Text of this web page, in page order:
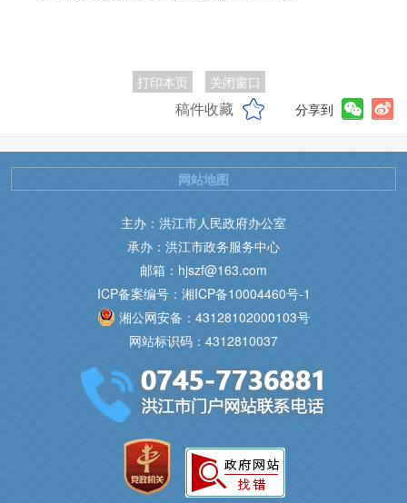
打印本页 关闭窗口
稿件收藏 分享到
主办：洪江市人民政府办公室
承办：洪江市政务服务中心
邮箱：hjszf@163.com
ICP备案编号：湘ICP备10004460号-1
湘公网安备：43128102000103号
网站标识码：4312810037
网站地图